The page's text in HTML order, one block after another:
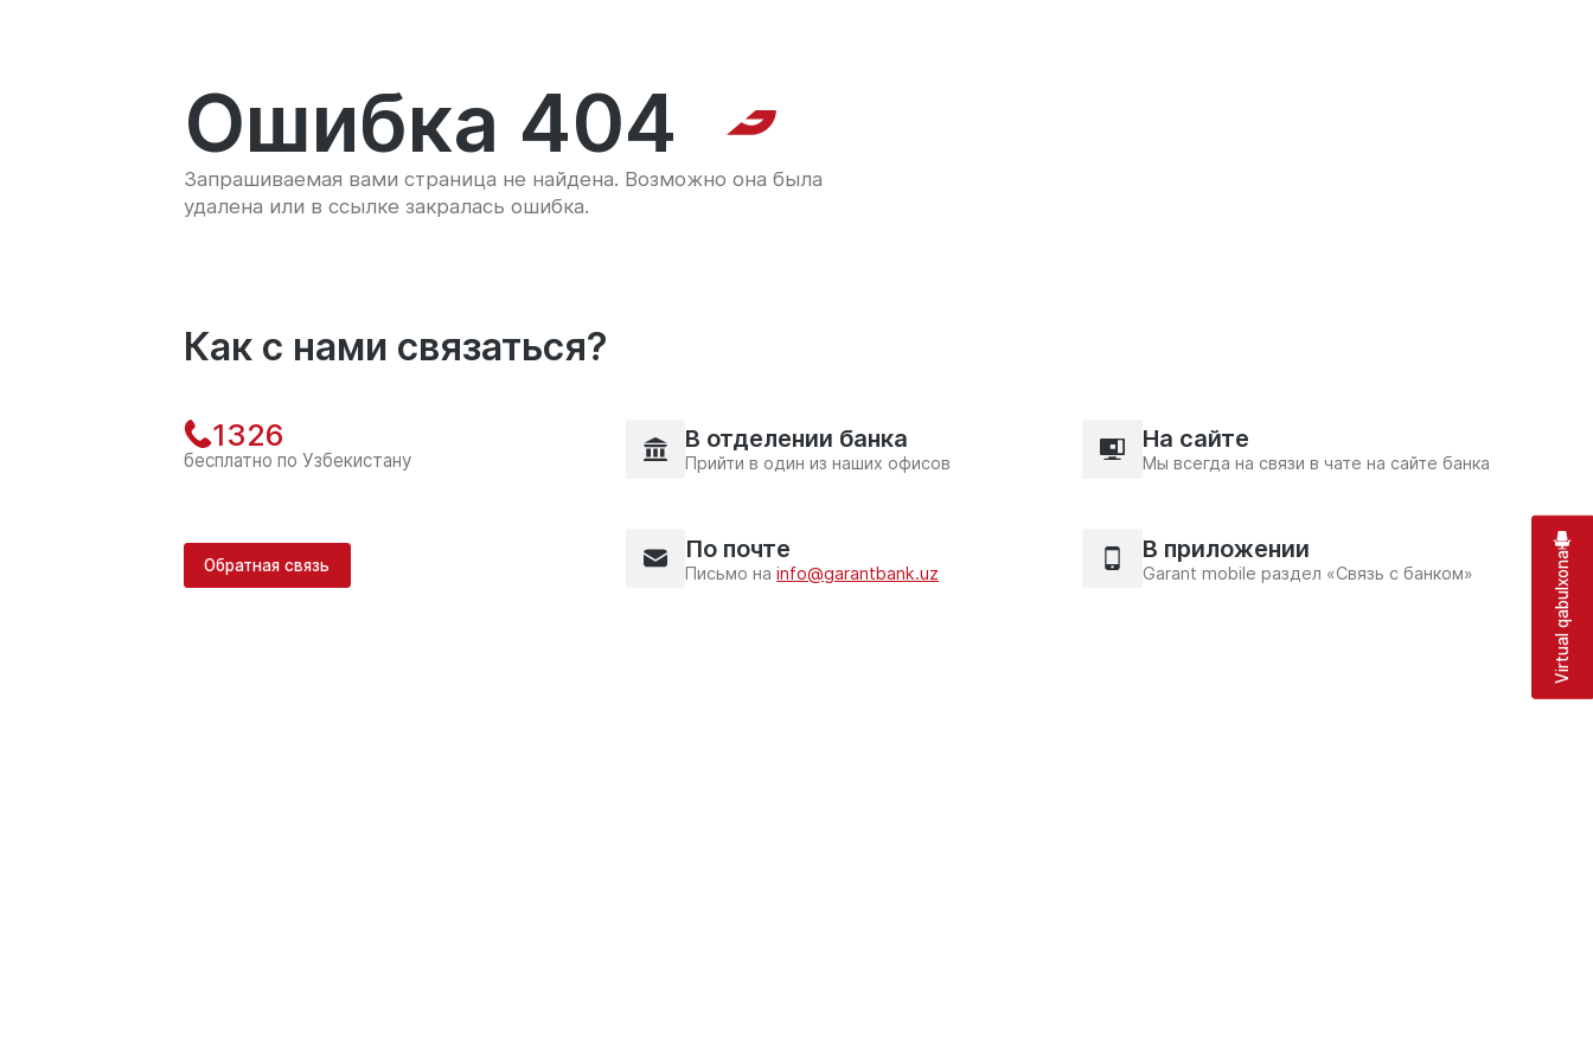
Ошибка 404
Запрашиваемая вами страница не найдена. Возможно она была
удалена или в ссылке закралась ошибка.
Как с нами связаться?
1326
бесплатно по Узбекистану
Обратная связь
В отделении банка
Прийти в один из наших офисов
На сайте
Мы всегда на связи в чате на сайте банка
По почте
Письмо наinfo@garantbank.uz
В приложении
Garant mobile раздел «Связь с банком» Virtual qabulxona